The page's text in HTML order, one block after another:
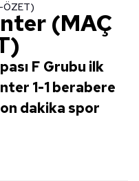
ÖZET)
(MAÇ
F Grubu ilk
1-1 berabere
dakika spor